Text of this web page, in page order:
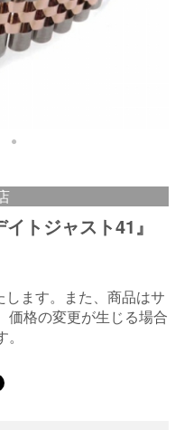
トジャスト41』
ます。また、商品はサ
価格の変更が生じる場合